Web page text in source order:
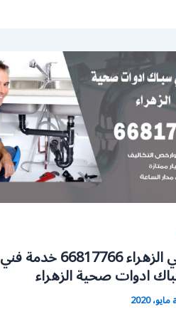
رقم صحي الزهراء 66817766 خدمة فني
ادوات صحية الزهراء